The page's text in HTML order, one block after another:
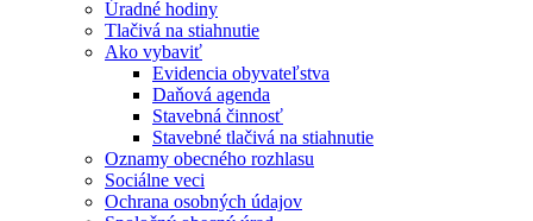
Úradné hodiny
Tlačivá na stiahnutie
Ako vybaviť
Evidencia obyvateľstva
Daňová agenda
Stavebná činnosť
Stavebné tlačivá na stiahnutie
Oznamy obecného rozhlasu
Sociálne veci
Ochrana osobných údajov